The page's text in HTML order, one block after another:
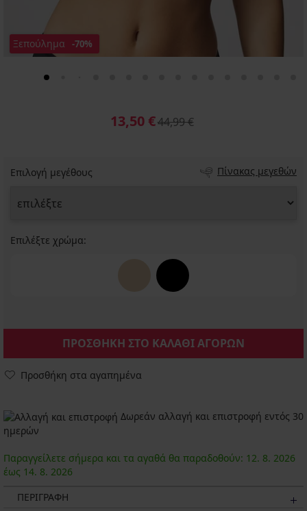
Ξεπούλημα -70%
13,50 €44,99 €
Επιλογή μεγέθους Πίνακας μεγεθών
Επιλέξτε χρώμα:
ΠΡΟΣΘΗΚΗ ΣΤΟ ΚΑΛΑΘΙ ΑΓΟΡΩΝ
Προσθήκη στα αγαπημένα
Δωρεάν αλλαγή και επιστροφή εντός 30
ημερών
Παραγγείλετε σήμερα και τα αγαθά θα παραδοθούν: 12. 8. 2026
έως 14. 8. 2026
ΠΕΡΙΓΡΑΦΗ